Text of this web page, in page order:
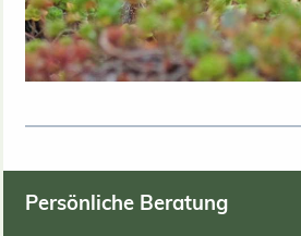
Persönliche Beratung